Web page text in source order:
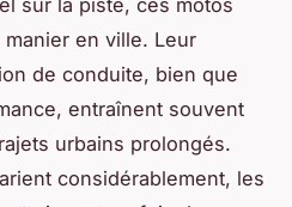
en ville. Leur
de conduite, bien que
entraînent souvent
urbains prolongés.
considérablement, les